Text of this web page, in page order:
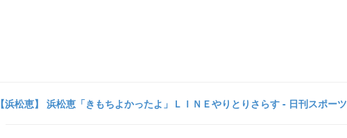
【浜松恵】 浜松恵「きもちよかったよ」ＬＩＮＥやりとりさらす - 日刊スポーツ